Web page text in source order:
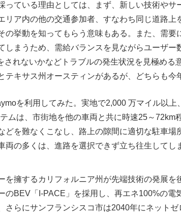
っている理由としては、まず、新しい技術や
リア内の他の交通参加者、すなわち同じ道路
の挙動を知ってもらう意味もある。また、需
まうため、需給バランスを見ながらユーザー
されないかなどトラブルの発生状況を見極め
テキサス州オースティンがあるが、どちらも今
を利用してみた。実地で2,000 万マイル以
ムは、市街地を他の車両と共に時速25～
どを難なくこなし、路上の隙間に適切な駐車
両の多くは、進路を選択できず立ち往生して
を擁するカリフォルニア州が先端技術の発展
のBEV「I-PACE」を採用し、再エネ100%の
さらにサンフランシスコ市は2040年にネット